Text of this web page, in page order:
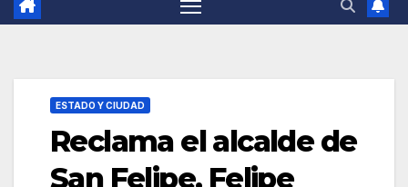
ESTADO Y CIUDAD
Reclama el alcalde de
San Felipe, Felipe